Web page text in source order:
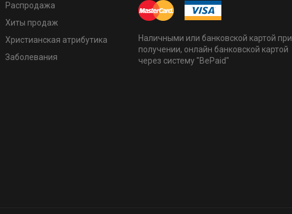
Распродажа
Хиты продаж
Христианская атрибутика
Заболевания
Наличными или банковской картой при
получении, онлайн банковской картой
через систему "BePaid"